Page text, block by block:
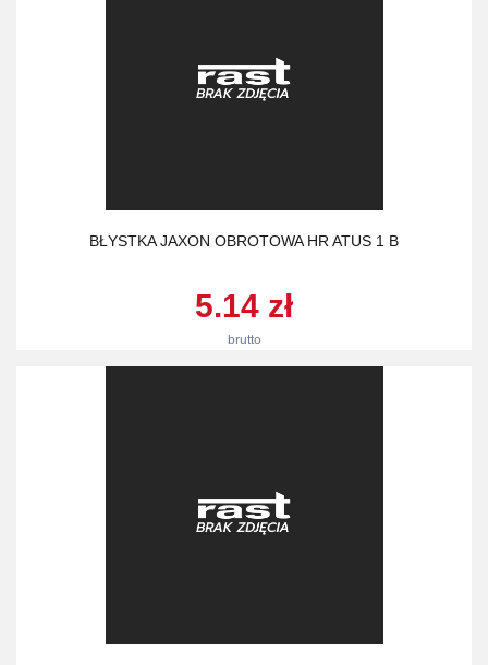
BŁYSTKA JAXON OBROTOWA HR ATUS 1 B
5.14 zł
brutto